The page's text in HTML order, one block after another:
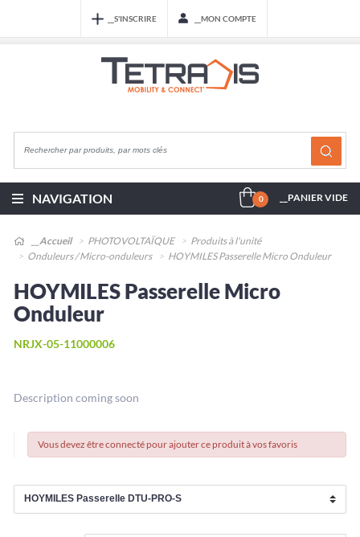
__S'INSCRIRE __MON COMPTE
NAVIGATION 0 __PANIER VIDE
__Accueil PHOTOVOLTAÏQUE
Produits à l'unité
Onduleurs / Micro-onduleurs
HOYMILES Passerelle Micro Onduleur
HOYMILES Passerelle Micro
Onduleur
NRJX-05-11000006
Description coming soon
Vous devez être connecté pour ajouter ce produit à vos favoris